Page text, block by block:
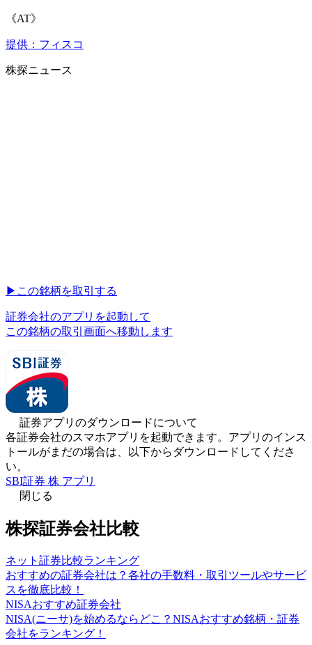
《AT》
提供：フィスコ
株探ニュース
▶︎ この銘柄を取引する
証券会社のアプリを起動して
この銘柄の取引画面へ移動します
証券アプリのダウンロードについて
各証券会社のスマホアプリを起動できます。アプリのインス
トールがまだの場合は、以下からダウンロードしてくださ
い。
SBI証券 株 アプリ
閉じる
株探証券会社比較
ネット証券比較ランキング
おすすめの証券会社は？各社の手数料・取引ツールやサービ
スを徹底比較！
NISAおすすめ証券会社
NISA(ニーサ)を始めるならどこ？NISAおすすめ銘柄・証券
会社をランキング！